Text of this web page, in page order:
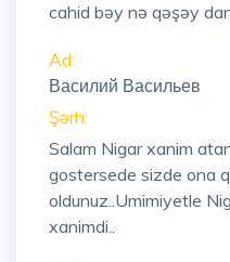
cahid bəy nə qəşəy
Ad:
Василий Васильев
Şərh:
Salam Nigar xanim
gostersede sizde ona
oldunuz..Umimiyetle
xanimdi..